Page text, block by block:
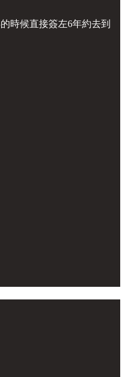
時候直接簽左6年約去到